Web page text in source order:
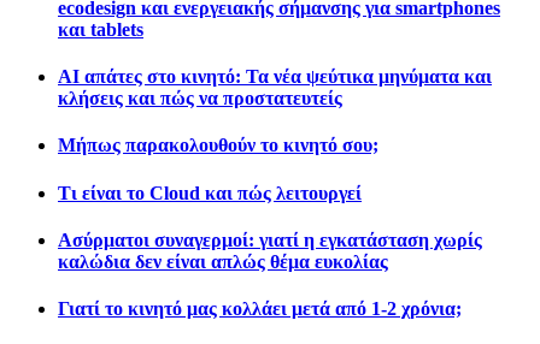
ecodesign και ενεργειακής σήμανσης για smartphones
και tablets
AI απάτες στο κινητό: Τα νέα ψεύτικα μηνύματα και
κλήσεις και πώς να προστατευτείς
Μήπως παρακολουθούν το κινητό σου;
Τι είναι το Cloud και πώς λειτουργεί
Ασύρματοι συναγερμοί: γιατί η εγκατάσταση χωρίς
καλώδια δεν είναι απλώς θέμα ευκολίας
Γιατί το κινητό μας κολλάει μετά από 1-2 χρόνια;